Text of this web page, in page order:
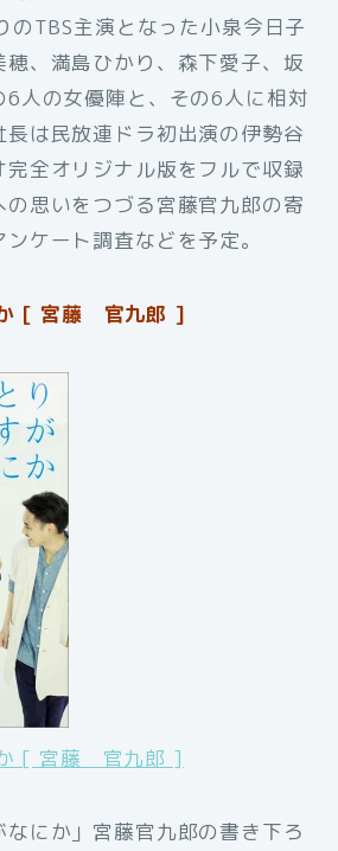
のTBS主演となった小泉今日子
穂、満島ひかり、森下愛子、坂
6人の女優陣と、その6人に相対
長は民放連ドラ初出演の伊勢谷
完全オリジナル版をフルで収録
の思いをつづる宮藤官九郎の寄
ケート調査などを予定。
[ 宮藤 官九郎 ]
[ 宮藤 官九郎 ]
なにか」宮藤官九郎の書き下ろ